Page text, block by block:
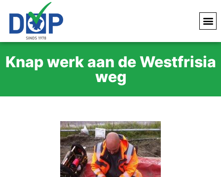
Knap werk aan de Westfrisia
weg